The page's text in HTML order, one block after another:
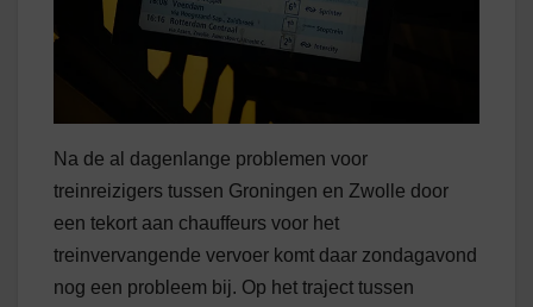
Na de al dagenlange problemen voor
treinreizigers tussen Groningen en Zwolle door
een tekort aan chauffeurs voor het
treinvervangende vervoer komt daar zondagavond
nog een probleem bij. Op het traject tussen